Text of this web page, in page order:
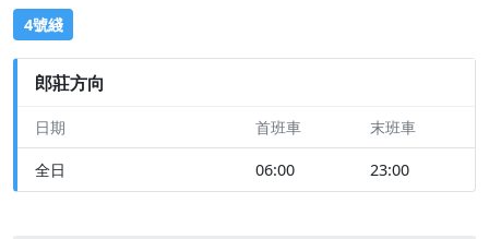
4號綫
郎莊方向
日期 首班車 末班車
全日 06:00 23:00